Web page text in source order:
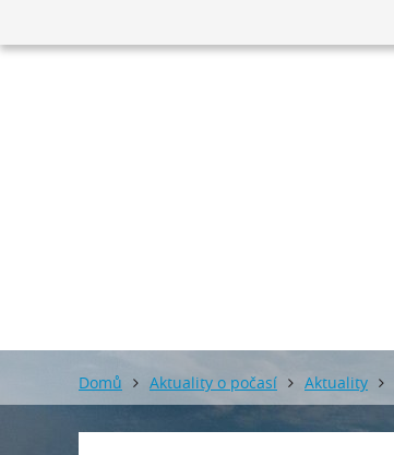
Domů Aktuality o počasí Aktuality